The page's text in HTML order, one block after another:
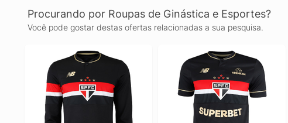
Procurando por Roupas de Ginástica e Esportes?
Você pode gostar destas ofertas relacionadas a sua pesquisa.